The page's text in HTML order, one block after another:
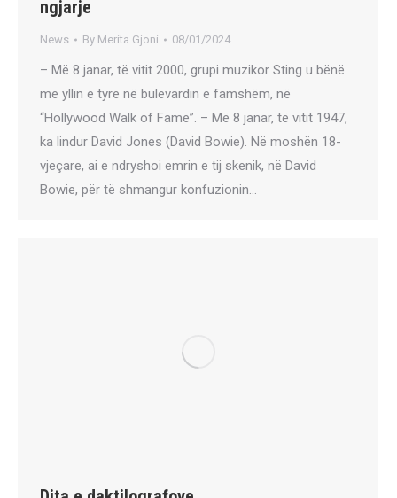
ngjarje
News By Merita Gjoni 08/01/2024
– Më 8 janar, të vitit 2000, grupi muzikor Sting u bënë
me yllin e tyre në bulevardin e famshëm, në
“Hollywood Walk of Fame”. – Më 8 janar, të vitit 1947,
ka lindur David Jones (David Bowie). Në moshën 18-
vjeçare, ai e ndryshoi emrin e tij skenik, në David
Bowie, për të shmangur konfuzionin…